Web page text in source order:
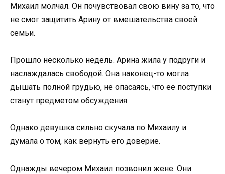
Михаил молчал. Он почувствовал свою вину за то, что
не смог защитить Арину от вмешательства своей
семьи.
Прошло несколько недель. Арина жила у подруги и
наслаждалась свободой. Она наконец-то могла
дышать полной грудью, не опасаясь, что её поступки
станут предметом обсуждения.
Однако девушка сильно скучала по Михаилу и
думала о том, как вернуть его доверие.
Однажды вечером Михаил позвонил жене. Они